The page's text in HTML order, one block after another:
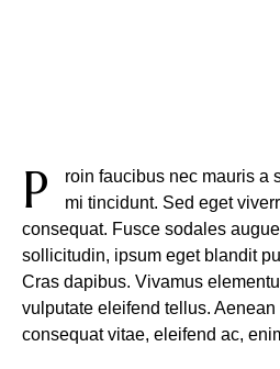
P
roin faucibus nec mauris a
mi tincidunt. Sed eget
consequat. Fusce sodales
sollicitudin, ipsum eget blandit
Cras dapibus. Vivamus
vulputate eleifend tellus.
consequat vitae, eleifend ac,